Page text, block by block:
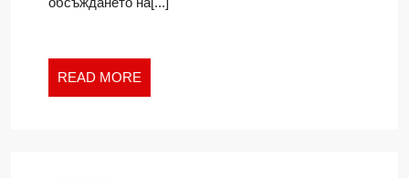
READ MORE
MORE